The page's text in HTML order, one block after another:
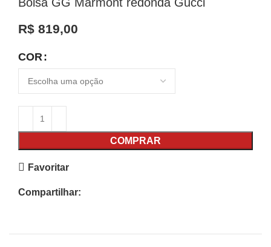
R$ 819,00
COR
COMPRAR
Favoritar
Compartilhar: